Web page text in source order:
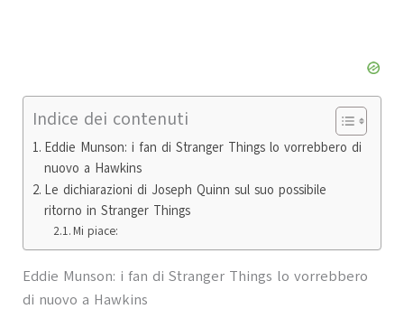
Indice dei contenuti
Eddie Munson: i fan di Stranger Things lo vorrebbero di
nuovo a Hawkins
Le dichiarazioni di Joseph Quinn sul suo possibile
ritorno in Stranger Things
Mi piace:
Eddie Munson: i fan di Stranger Things lo vorrebbero
di nuovo a Hawkins